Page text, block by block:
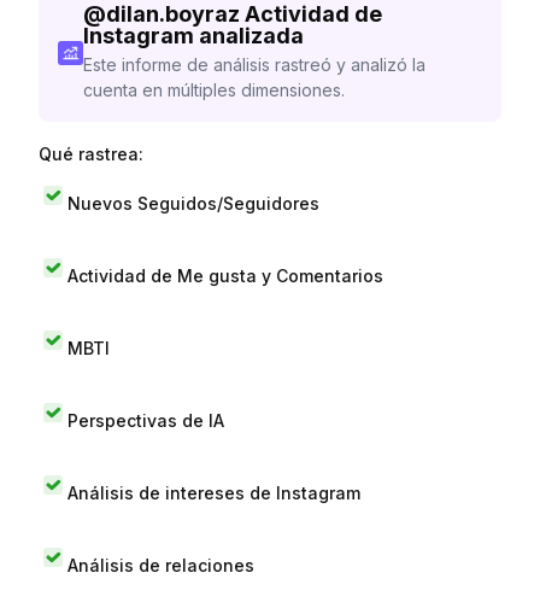
@dilan.boyraz Actividad de
Instagram analizada
Este informe de análisis rastreó y analizó la
cuenta en múltiples dimensiones.
Qué rastrea:
Nuevos Seguidos/Seguidores
Actividad de Me gusta y Comentarios
MBTI
Perspectivas de IA
Análisis de intereses de Instagram
Análisis de relaciones